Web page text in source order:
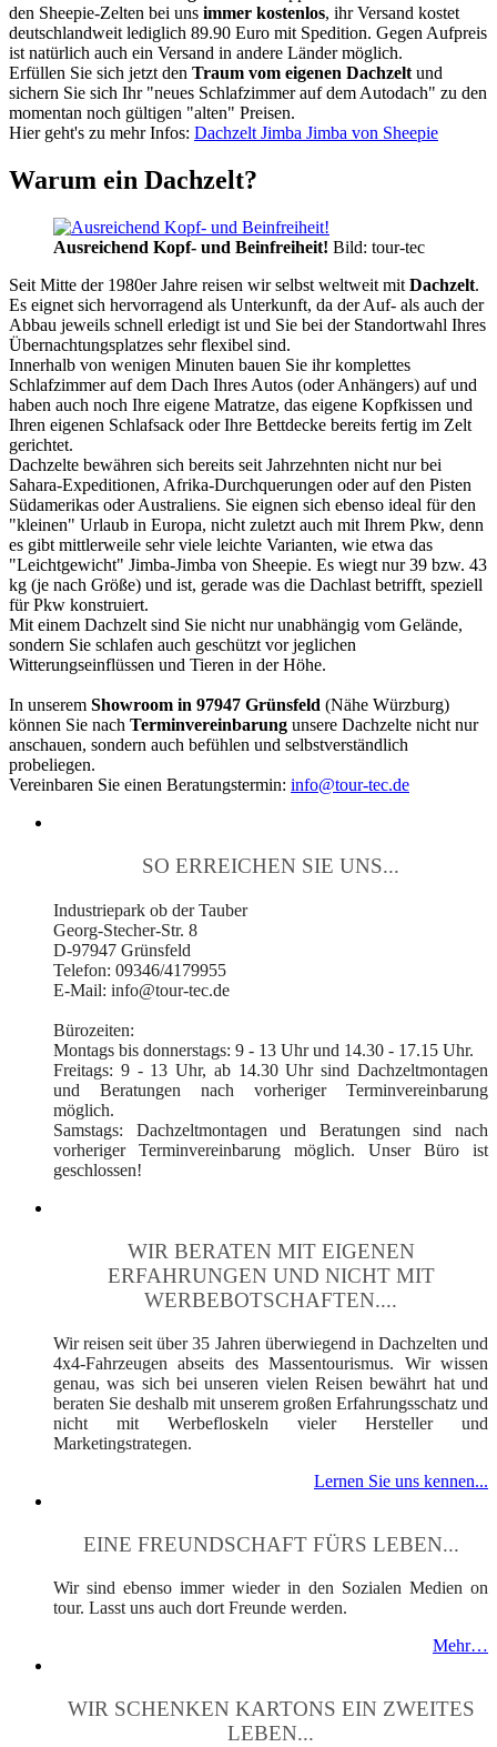
den Sheepie-Zelten bei uns immer kostenlos, ihr Versand kostet
deutschlandweit lediglich 89.90 Euro mit Spedition. Gegen Aufpreis
ist natürlich auch ein Versand in andere Länder möglich.
Erfüllen Sie sich jetzt den Traum vom eigenen Dachzelt und
sichern Sie sich Ihr "neues Schlafzimmer auf dem Autodach" zu den
momentan noch gültigen "alten" Preisen.
Hier geht's zu mehr Infos: Dachzelt Jimba Jimba von Sheepie
Warum ein Dachzelt?
Ausreichend Kopf- und Beinfreiheit! Bild: tour-tec
Seit Mitte der 1980er Jahre reisen wir selbst weltweit mit Dachzelt.
Es eignet sich hervorragend als Unterkunft, da der Auf- als auch der
Abbau jeweils schnell erledigt ist und Sie bei der Standortwahl Ihres
Übernachtungsplatzes sehr flexibel sind.
Innerhalb von wenigen Minuten bauen Sie ihr komplettes
Schlafzimmer auf dem Dach Ihres Autos (oder Anhängers) auf und
haben auch noch Ihre eigene Matratze, das eigene Kopfkissen und
Ihren eigenen Schlafsack oder Ihre Bettdecke bereits fertig im Zelt
gerichtet.
Dachzelte bewähren sich bereits seit Jahrzehnten nicht nur bei
Sahara-Expeditionen, Afrika-Durchquerungen oder auf den Pisten
Südamerikas oder Australiens. Sie eignen sich ebenso ideal für den
"kleinen" Urlaub in Europa, nicht zuletzt auch mit Ihrem Pkw, denn
es gibt mittlerweile sehr viele leichte Varianten, wie etwa das
"Leichtgewicht" Jimba-Jimba von Sheepie. Es wiegt nur 39 bzw. 43
kg (je nach Größe) und ist, gerade was die Dachlast betrifft, speziell
für Pkw konstruiert.
Mit einem Dachzelt sind Sie nicht nur unabhängig vom Gelände,
sondern Sie schlafen auch geschützt vor jeglichen
Witterungseinflüssen und Tieren in der Höhe.
In unserem Showroom in 97947 Grünsfeld (Nähe Würzburg)
können Sie nach Terminvereinbarung unsere Dachzelte nicht nur
anschauen, sondern auch befühlen und selbstverständlich
probeliegen.
Vereinbaren Sie einen Beratungstermin: info@tour-tec.de
SO ERREICHEN SIE UNS...
Industriepark ob der Tauber
Georg-Stecher-Str. 8
D-97947 Grünsfeld
Telefon: 09346/4179955
E-Mail: info@tour-tec.de
Bürozeiten:
Montags bis donnerstags: 9 - 13 Uhr und 14.30 - 17.15 Uhr.
Freitags: 9 - 13 Uhr, ab 14.30 Uhr sind Dachzeltmontagen
und Beratungen nach vorheriger Terminvereinbarung
möglich.
Samstags: Dachzeltmontagen und Beratungen sind nach
vorheriger Terminvereinbarung möglich. Unser Büro ist
geschlossen!
WIR BERATEN MIT EIGENEN
ERFAHRUNGEN UND NICHT MIT
WERBEBOTSCHAFTEN....
Wir reisen seit über 35 Jahren überwiegend in Dachzelten und
4x4-Fahrzeugen abseits des Massentourismus. Wir wissen
genau, was sich bei unseren vielen Reisen bewährt hat und
beraten Sie deshalb mit unserem großen Erfahrungsschatz und
nicht mit Werbefloskeln vieler Hersteller und
Marketingstrategen.
Lernen Sie uns kennen...
EINE FREUNDSCHAFT FÜRS LEBEN...
Wir sind ebenso immer wieder in den Sozialen Medien on
tour. Lasst uns auch dort Freunde werden.
Mehr…
WIR SCHENKEN KARTONS EIN ZWEITES
LEBEN...